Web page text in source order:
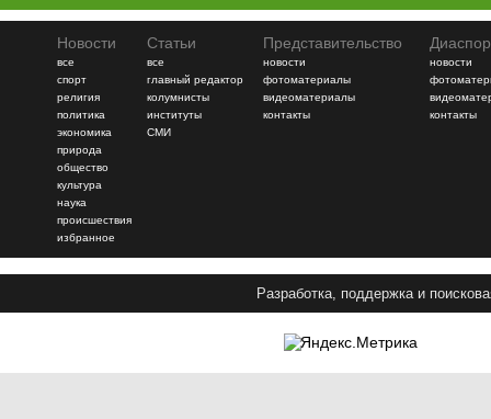
Новости
все
спорт
религия
политика
экономика
природа
общество
культура
наука
происшествия
избранное
Статьи
все
главный редактор
колумнисты
институты
СМИ
Представительство
новости
фотоматериалы
видеоматериалы
контакты
новости
контакты
Разработка, поддержка и